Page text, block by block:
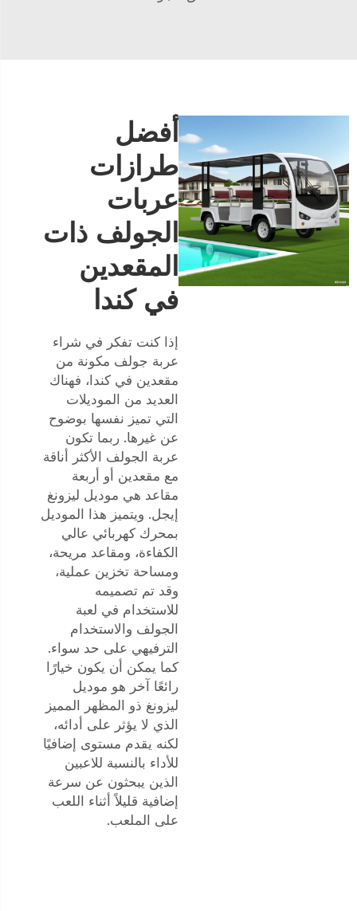
أفضل
طرازات
عربات
الجولف ذات
المقعدين
في كندا
إذا كنت تفكر في شراء
عربة جولف مكونة من
مقعدين في كندا، فهناك
العديد من الموديلات
التي تميز نفسها بوضوح
عن غيرها. ربما تكون
عربة الجولف الأكثر أناقة
مع مقعدين أو أربعة
مقاعد هي موديل ليزونغ
إيجل. ويتميز هذا الموديل
بمحرك كهربائي عالي
الكفاءة، ومقاعد مريحة،
ومساحة تخزين عملية،
وقد تم تصميمه
للاستخدام في لعبة
الجولف والاستخدام
الترفيهي على حد سواء.
كما يمكن أن يكون خيارًا
رائعًا آخر هو موديل
ليزونغ ذو المظهر المميز
الذي لا يؤثر على أدائه،
لكنه يقدم مستوى إضافيًا
للأداء بالنسبة للاعبين
الذين يبحثون عن سرعة
إضافية قليلاً أثناء اللعب
على الملعب.